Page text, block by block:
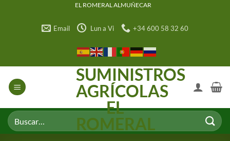
EL ROMERAL ALMUÑECAR
Email Lun a Vi +34 600 58 32 60
SUMINISTROS
AGRÍCOLAS
EL
ROMERAL
Buscar
por: